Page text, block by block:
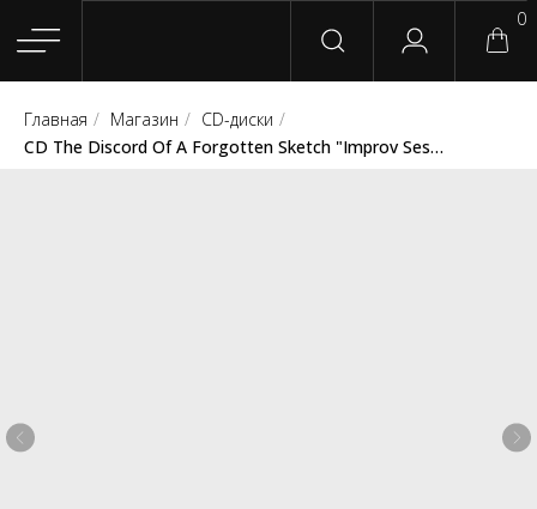
Главная Магазин Группы
Главная / Магазин / CD-диски /
CD The Discord Of A Forgotten Sketch "Improv Session" (D7i Records / New Romance For Kids Records)